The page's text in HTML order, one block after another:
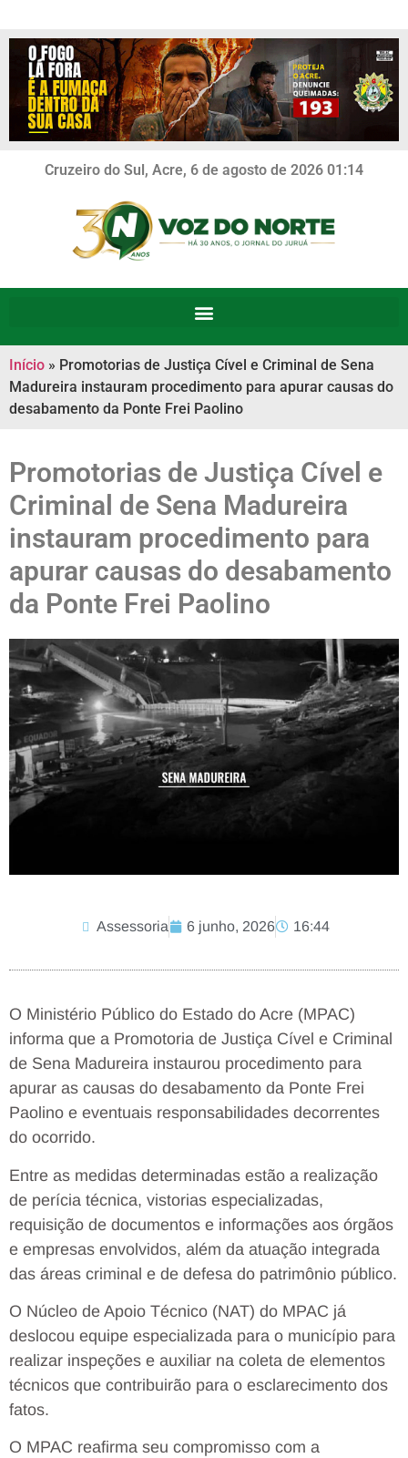
Cruzeiro do Sul, Acre, 6 de agosto de 2026 01:14
Início » Promotorias de Justiça Cível e Criminal de Sena
Madureira instauram procedimento para apurar causas do
desabamento da Ponte Frei Paolino
Promotorias de Justiça Cível e
Criminal de Sena Madureira
instauram procedimento para
apurar causas do desabamento
da Ponte Frei Paolino
Assessoria 6 junho, 2026 16:44
O Ministério Público do Estado do Acre (MPAC)
informa que a Promotoria de Justiça Cível e Criminal
de Sena Madureira instaurou procedimento para
apurar as causas do desabamento da Ponte Frei
Paolino e eventuais responsabilidades decorrentes
do ocorrido.
Entre as medidas determinadas estão a realização
de perícia técnica, vistorias especializadas,
requisição de documentos e informações aos órgãos
e empresas envolvidos, além da atuação integrada
das áreas criminal e de defesa do patrimônio público.
O Núcleo de Apoio Técnico (NAT) do MPAC já
deslocou equipe especializada para o município para
realizar inspeções e auxiliar na coleta de elementos
técnicos que contribuirão para o esclarecimento dos
fatos.
O MPAC reafirma seu compromisso com a